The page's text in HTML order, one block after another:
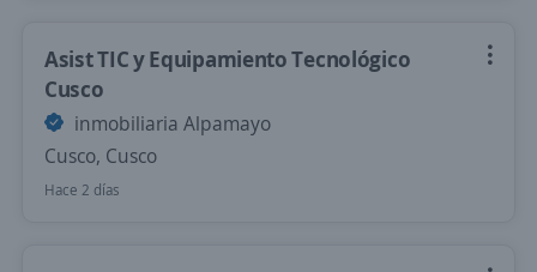
Asist TIC y Equipamiento Tecnológico
Cusco
inmobiliaria Alpamayo
Cusco, Cusco
Hace 2 días